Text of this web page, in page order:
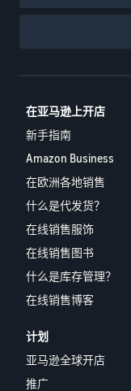
在亚马逊上开店
新手指南
Amazon Business
在欧洲各地销售
什么是代发货？
在线销售服饰
在线销售图书
什么是库存管理？
在线销售博客
计划
亚马逊全球开店
推广